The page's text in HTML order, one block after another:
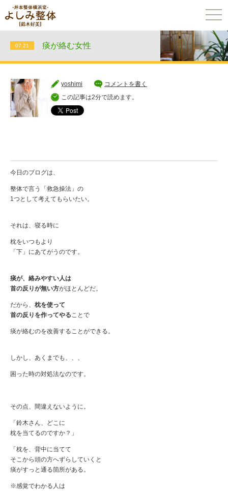
07.21 痰が絡む女性
yoshimi
コメントを書く
この記事は2分で読めます。
今日のブログは、
整体で言う「救急操法」の
1つとして考えてもらいたい。
それは、寝る時に
枕をいつもより
「下」にあてがうのです。
痰が、絡みやすい人は
首の反りが無い方がほとんどだ。
だから、 枕を使って
首の反りを作ってやる ことで
痰が絡むのを改善することができる。
しかし、あくまでも、、、
困った時の対処法なのです。
その点、間違えないように。
「鈴木さん、どこに
枕を当てるのですか？」
「枕を、背中に当てて
そこから頭の方へずらしていくと
痰がすっと通る箇所がある。
※感覚でわかる人は